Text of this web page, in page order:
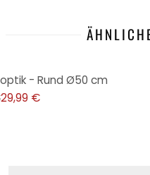
- Rund Ø50 cm
29,99 €